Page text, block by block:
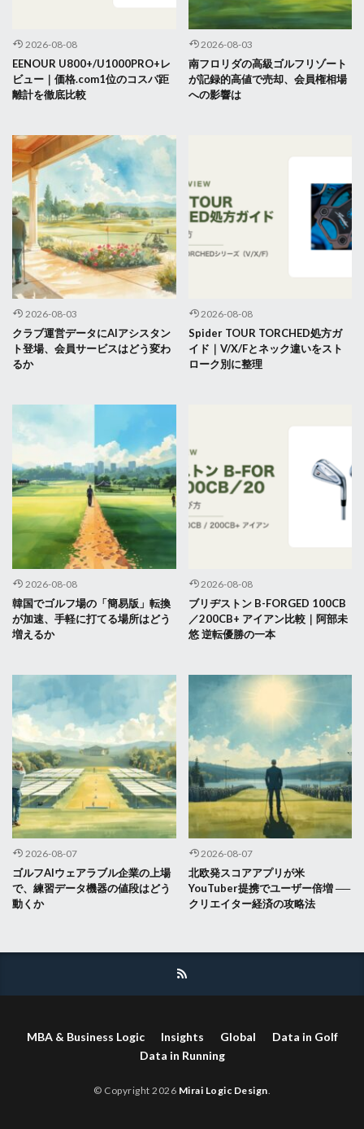
2026-08-08
EENOUR U800+/U1000PRO+レ
ビュー｜価格.com1位のコスパ距
離計を徹底比較
2026-08-03
南フロリダの高級ゴルフリゾート
が記録的高値で売却、会員権相場
への影響は
2026-08-03
クラブ運営データにAIアシスタン
ト登場、会員サービスはどう変わ
るか
2026-08-08
Spider TOUR TORCHED処方ガ
イド｜V/X/Fとネック違いをスト
ローク別に整理
2026-08-08
韓国でゴルフ場の「簡易版」転換
が加速、手軽に打てる場所はどう
増えるか
2026-08-08
ブリヂストン B-FORGED 100CB
／200CB+ アイアン比較｜阿部未
悠 逆転優勝の一本
2026-08-07
ゴルフAIウェアラブル企業の上場
で、練習データ機器の値段はどう
動くか
2026-08-07
北欧発スコアアプリが米
YouTuber提携でユーザー倍増 ──
クリエイター経済の攻略法
MBA & Business Logic Insights Global
Data in Golf
Data in Running
© Copyright 2026 Mirai Logic Design.